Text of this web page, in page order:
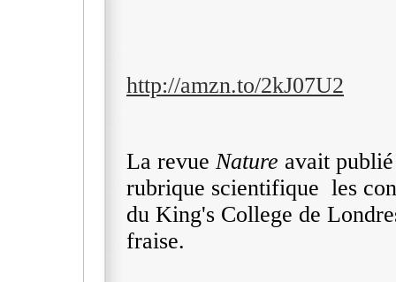
http://amzn.to/2kJ07U2
La revue Nature avait
rubrique scientifique les
du King's College de
fraise.